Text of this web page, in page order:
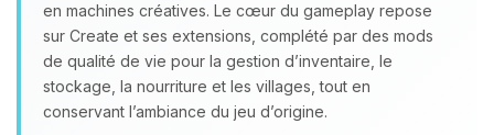
en machines créatives. Le cœur du gameplay repose
sur Create et ses extensions, complété par des mods
de qualité de vie pour la gestion d’inventaire, le
stockage, la nourriture et les villages, tout en
conservant l’ambiance du jeu d’origine.